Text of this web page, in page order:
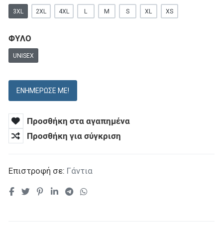
3XL 2XL 4XL L M S XL XS
ΦΥΛΟ
UNISEX
ΕΝΗΜΈΡΩΣΕ ΜΕ!
Προσθήκη στα αγαπημένα
Προσθήκη για σύγκριση
Επιστροφή σε: Γάντια